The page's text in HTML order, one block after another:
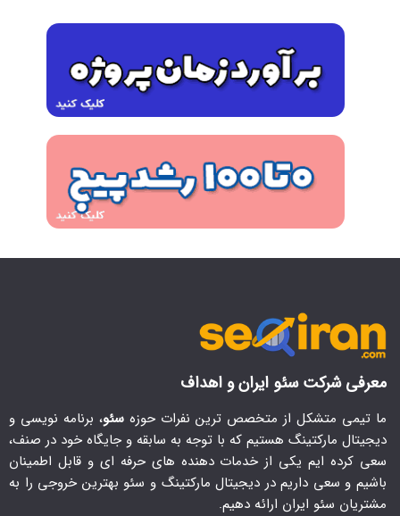
معرفی شرکت سئو ایران و اهداف
ما تیمی متشکل از متخصص ترین نفرات حوزه سئو، برنامه نویسی و
دیجیتال مارکتینگ هستیم که با توجه به سابقه و جایگاه خود در صنف،
سعی کرده ایم یکی از خدمات دهنده های حرفه ای و قابل اطمینان
باشیم و سعی داریم در دیجیتال مارکتینگ و سئو بهترین خروجی را به
مشتریان سئو ایران ارائه دهیم.